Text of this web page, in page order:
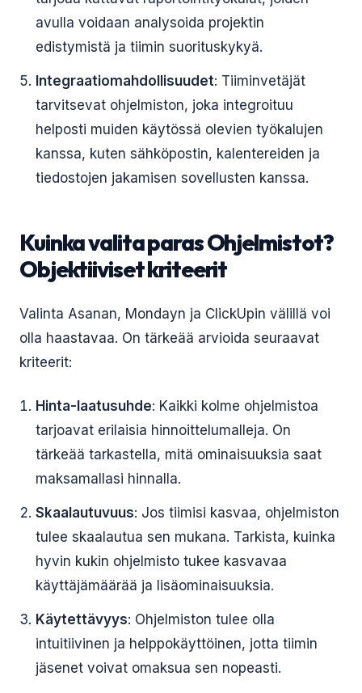
avulla voidaan analysoida projektin
edistymistä ja tiimin suorituskykyä.
Integraatiomahdollisuudet: Tiiminvetäjät
tarvitsevat ohjelmiston, joka integroituu
helposti muiden käytössä olevien työkalujen
kanssa, kuten sähköpostin, kalentereiden ja
tiedostojen jakamisen sovellusten kanssa.
Kuinka valita paras Ohjelmistot?
Objektiiviset kriteerit
Valinta Asanan, Mondayn ja ClickUpin välillä voi
olla haastavaa. On tärkeää arvioida seuraavat
kriteerit:
Hinta-laatusuhde: Kaikki kolme ohjelmistoa
tarjoavat erilaisia hinnoittelumalleja. On
tärkeää tarkastella, mitä ominaisuuksia saat
maksamallasi hinnalla.
Skaalautuvuus: Jos tiimisi kasvaa, ohjelmiston
tulee skaalautua sen mukana. Tarkista, kuinka
hyvin kukin ohjelmisto tukee kasvavaa
käyttäjämäärää ja lisäominaisuuksia.
Käytettävyys: Ohjelmiston tulee olla
intuitiivinen ja helppokäyttöinen, jotta tiimin
jäsenet voivat omaksua sen nopeasti.